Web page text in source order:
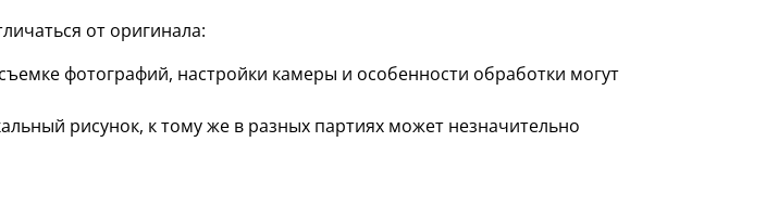
от оригинала:
фотографий, настройки камеры и особенности обработки могут
рисунок, к тому же в разных партиях может незначительно